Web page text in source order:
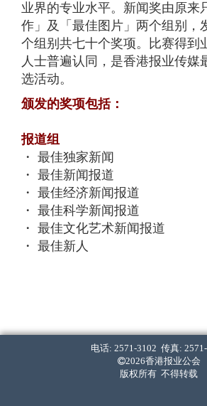
业界的专业水平。新闻奖由原来
作」及「最佳图片」两个组别，
个组别共七十个奖项。比赛得到
人士普遍认同，是香港报业传媒
选活动。
颁发的奖项包括：
报道组
・ 最佳独家新闻
・ 最佳新闻报道
・ 最佳经济新闻报道
・ 最佳科学新闻报道
・ 最佳文化艺术新闻报道
・ 最佳新人
・ 最佳标题 (中文组)
・ 最佳新闻写作 (英文组)
・ 最佳经济新闻写作 (英文组)
电话: 2571-3102 传真:
2026香港报业公会
版权所有 不得转载